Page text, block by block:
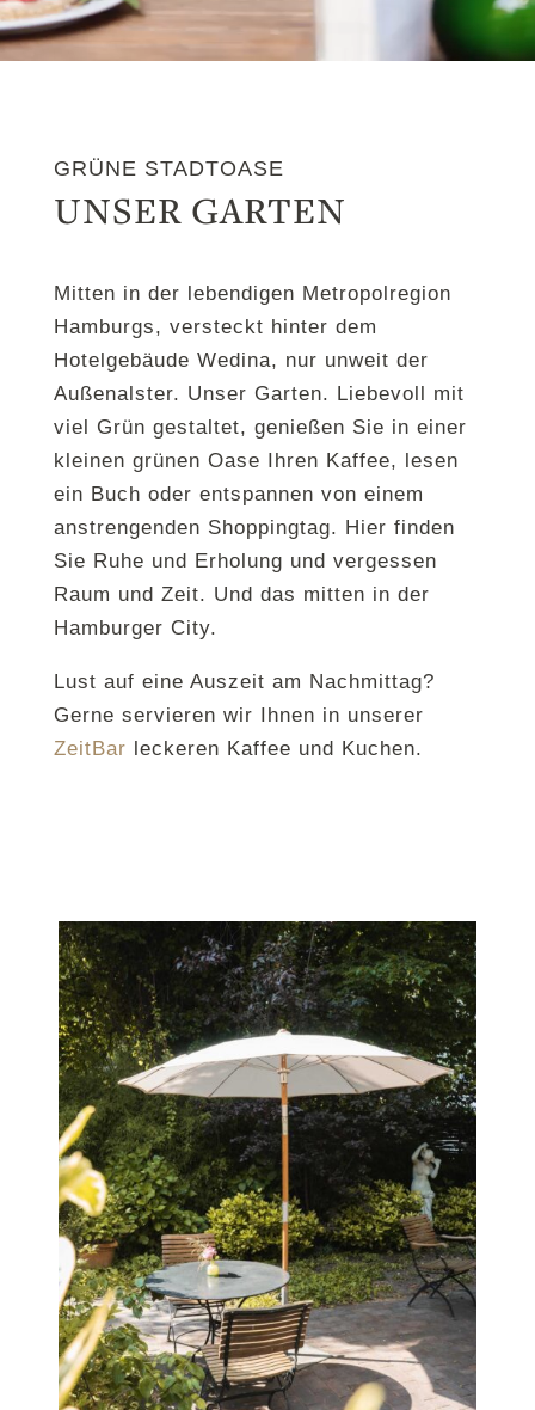
GRÜNE STADTOASE
UNSER GARTEN
Mitten in der lebendigen Metropolregion
Hamburgs, versteckt hinter dem
Hotelgebäude Wedina, nur unweit der
Außenalster. Unser Garten. Liebevoll mit
viel Grün gestaltet, genießen Sie in einer
kleinen grünen Oase Ihren Kaffee, lesen
ein Buch oder entspannen von einem
anstrengenden Shoppingtag. Hier finden
Sie Ruhe und Erholung und vergessen
Raum und Zeit. Und das mitten in der
Hamburger City.
Lust auf eine Auszeit am Nachmittag?
Gerne servieren wir Ihnen in unserer
ZeitBar leckeren Kaffee und Kuchen.